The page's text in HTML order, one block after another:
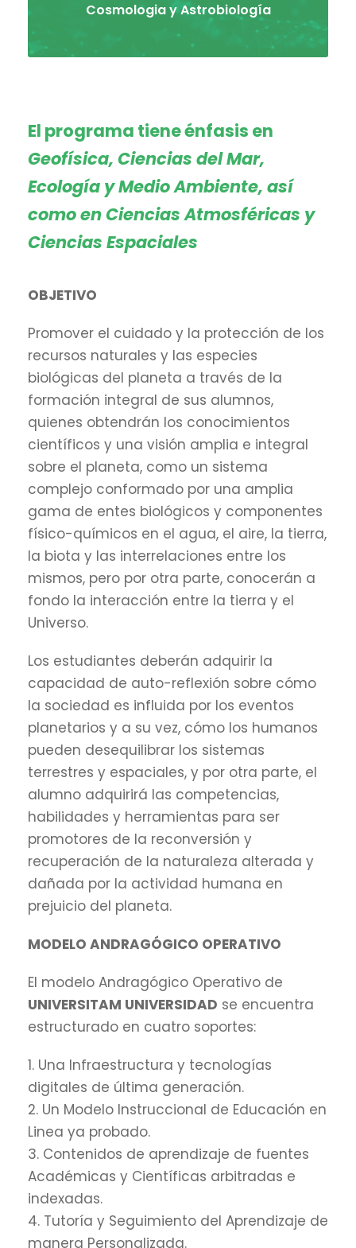
Cosmologia y Astrobiología
El programa tiene énfasis en
Geofísica, Ciencias del Mar,
Ecología y Medio Ambiente, así
como en Ciencias Atmosféricas y
Ciencias Espaciales
OBJETIVO
Promover el cuidado y la protección de los
recursos naturales y las especies
biológicas del planeta a través de la
formación integral de sus alumnos,
quienes obtendrán los conocimientos
científicos y una visión amplia e integral
sobre el planeta, como un sistema
complejo conformado por una amplia
gama de entes biológicos y componentes
físico-químicos en el agua, el aire, la tierra,
la biota y las interrelaciones entre los
mismos, pero por otra parte, conocerán a
fondo la interacción entre la tierra y el
Universo.
Los estudiantes deberán adquirir la
capacidad de auto-reflexión sobre cómo
la sociedad es influida por los eventos
planetarios y a su vez, cómo los humanos
pueden desequilibrar los sistemas
terrestres y espaciales, y por otra parte, el
alumno adquirirá las competencias,
habilidades y herramientas para ser
promotores de la reconversión y
recuperación de la naturaleza alterada y
dañada por la actividad humana en
prejuicio del planeta.
MODELO ANDRAGÓGICO OPERATIVO
El modelo Andragógico Operativo de
UNIVERSITAM UNIVERSIDAD se encuentra
estructurado en cuatro soportes:
1. Una Infraestructura y tecnologías
digitales de última generación.
2. Un Modelo Instruccional de Educación en
Linea ya probado.
3. Contenidos de aprendizaje de fuentes
Académicas y Científicas arbitradas e
indexadas.
4. Tutoría y Seguimiento del Aprendizaje de
manera Personalizada.